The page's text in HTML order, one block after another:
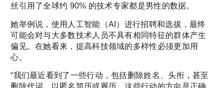
丝引用了全球约 90% 的技术专家都是男性的数据。
她举例说，使用人工智能（AI）进行招聘和选拔，最终
可能会对与大多数技术人员不具有相同特征的群体产生
偏见。在她看来，提高科技领域的多样性必须更加用
心。
“我们最近看到了一些行动，包括删除姓名、头衔，甚至
删除代词，以匿名简历或履历。这些行动的方向是正确